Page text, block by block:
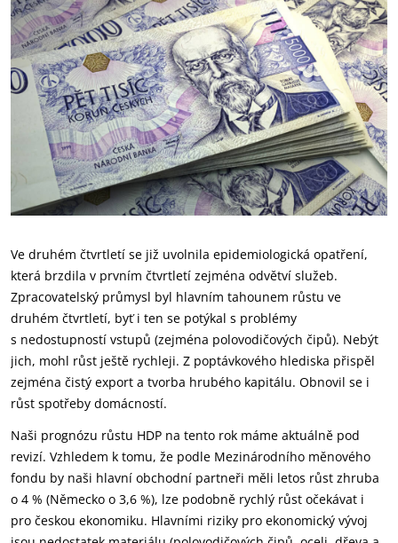
Ve druhém čtvrtletí se již uvolnila epidemiologická opatření,
která brzdila v prvním čtvrtletí zejména odvětví služeb.
Zpracovatelský průmysl byl hlavním tahounem růstu ve
druhém čtvrtletí, byť i ten se potýkal s problémy
s nedostupností vstupů (zejména polovodičových čipů). Nebýt
jich, mohl růst ještě rychleji. Z poptávkového hlediska přispěl
zejména čistý export a tvorba hrubého kapitálu. Obnovil se i
růst spotřeby domácností.
Naši prognózu růstu HDP na tento rok máme aktuálně pod
revizí. Vzhledem k tomu, že podle Mezinárodního měnového
fondu by naši hlavní obchodní partneři měli letos růst zhruba
o 4 % (Německo o 3,6 %), lze podobně rychlý růst očekávat i
pro českou ekonomiku. Hlavními riziky pro ekonomický vývoj